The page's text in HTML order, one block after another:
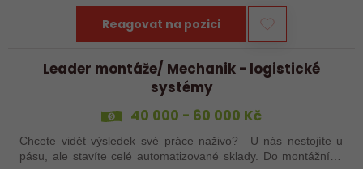
Reagovat na pozici
Leader montáže/ Mechanik - logistické
systémy
40 000 - 60 000 Kč
Chcete vidět výsledek své práce naživo? U nás nestojíte u
pásu, ale stavíte celé automatizované sklady. Do montážního